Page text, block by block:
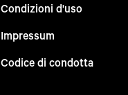
Condizioni d'uso
Impressum
Codice di condotta